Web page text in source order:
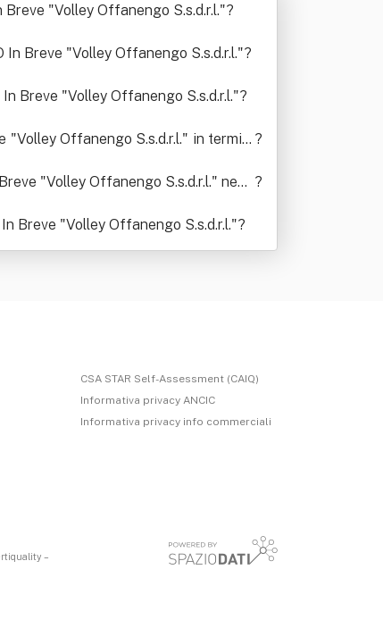
"Volley Offanengo S.s.d.r.l."?
Breve "Volley Offanengo S.s.d.r.l."?
Breve "Volley Offanengo S.s.d.r.l."?
Offanengo S.s.d.r.l." in termini ?
"Volley Offanengo S.s.d.r.l." negli ?
Breve "Volley Offanengo S.s.d.r.l."?
CSA STAR Self-Assessment (CAIQ)
Informativa privacy ANCIC
Informativa privacy info commerciali
–